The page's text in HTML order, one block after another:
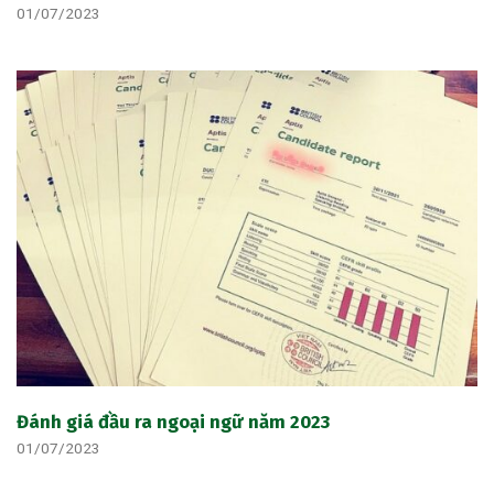
01/07/2023
Đánh giá đầu ra ngoại ngữ năm 2023
01/07/2023